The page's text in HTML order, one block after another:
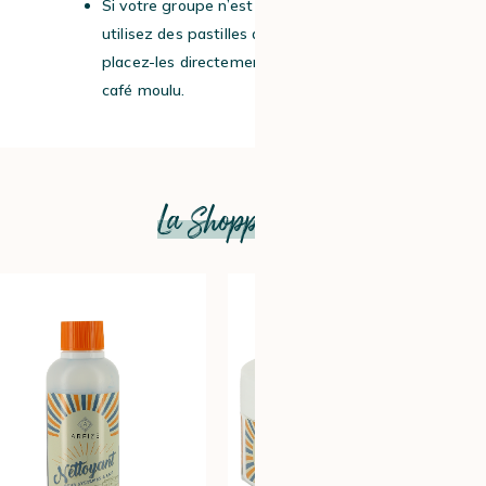
Si votre groupe n’est pas extractible :
utilisez des pastilles de nettoyage et
placez-les directement dans la trappe à
café moulu.
La Shopping list